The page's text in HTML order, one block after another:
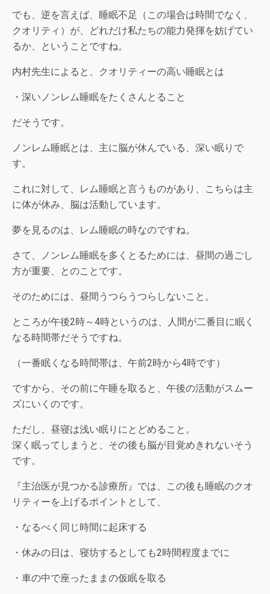
でも、逆を言えば、睡眠不足（この場合は時間でなく、
クオリティ）が、どれだけ私たちの能力発揮を妨げてい
るか、ということですね。
内村先生によると、クオリティーの高い睡眠とは
・深いノンレム睡眠をたくさんとること
だそうです。
ノンレム睡眠とは、主に脳が休んでいる、深い眠りで
す。
これに対して、レム睡眠と言うものがあり、こちらは主
に体が休み、脳は活動しています。
夢を見るのは、レム睡眠の時なのですね。
さて、ノンレム睡眠を多くとるためには、昼間の過ごし
方が重要、とのことです。
そのためには、昼間うつらうつらしないこと。
ところが午後2時～4時というのは、人間が二番目に眠く
なる時間帯だそうですね。
（一番眠くなる時間帯は、午前2時から4時です）
ですから、その前に午睡を取ると、午後の活動がスムー
ズにいくのです。
ただし、昼寝は浅い眠りにとどめること。
深く眠ってしまうと、その後も脳が目覚めきれないそう
です。
『主治医が見つかる診療所』では、この後も睡眠のクオ
リティーを上げるポイントとして、
・なるべく同じ時間に起床する
・休みの日は、寝坊するとしても2時間程度までに
・車の中で座ったままの仮眠を取る